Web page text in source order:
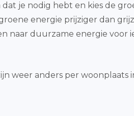
je nodig hebt en kies de
energie prijziger dan
naar duurzame energie voor
weer anders per woonplaats